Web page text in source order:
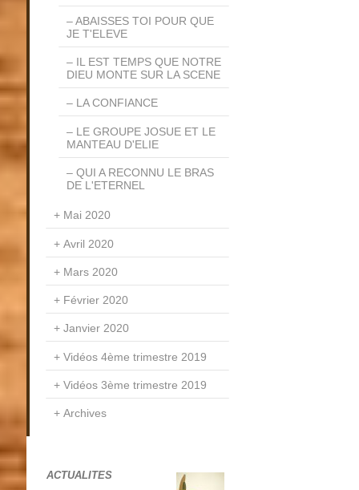
ABAISSES TOI POUR QUE
JE T'ELEVE
IL EST TEMPS QUE NOTRE
DIEU MONTE SUR LA SCENE
LA CONFIANCE
LE GROUPE JOSUE ET LE
MANTEAU D'ELIE
QUI A RECONNU LE BRAS
DE L'ETERNEL
Mai 2020
Avril 2020
Mars 2020
Février 2020
Janvier 2020
Vidéos 4ème trimestre 2019
Vidéos 3ème trimestre 2019
Archives
ACTUALITES